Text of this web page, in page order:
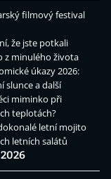
filmový festival
že jste potkali
z minulého života
úkazy 2026:
slunce a další
miminko při
teplotách?
letní mojito
letních salátů